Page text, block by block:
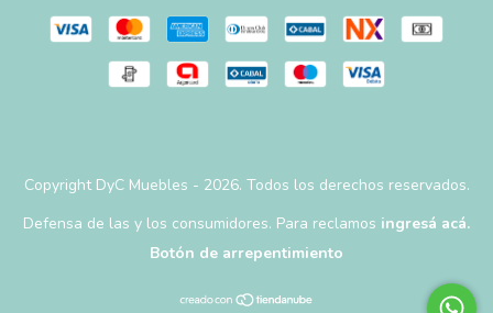
Copyright DyC Muebles - 2026. Todos los derechos reservados.
Defensa de las y los consumidores. Para reclamos ingresá acá.
Botón de arrepentimiento